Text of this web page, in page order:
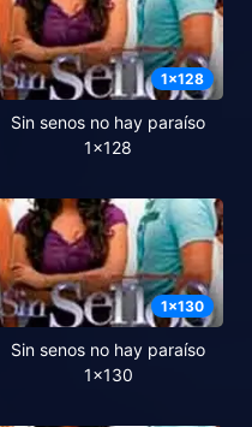
1x128
Sin senos no hay paraíso
1x128
1x130
Sin senos no hay paraíso
1x130